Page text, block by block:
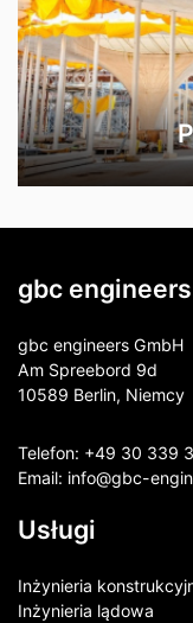
gbc engineers
gbc engineers GmbH
Am Spreebord 9d
10589 Berlin, Niemcy
Telefon: +49 30 339
Email: info@gbc-
Usługi
Inżynieria
Inżynieria lądowa